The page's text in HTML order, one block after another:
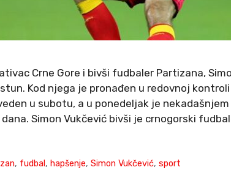
Crne Gore i bivši fudbaler Partizana,
Kod njega je pronađen u redovnoj
u subotu, a u ponedeljak je
Simon Vukčević bivši je crnogorski
, fudbal,hapšenje,Simon Vukčević,sport